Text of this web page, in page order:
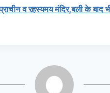
व रहस्यमय मंदिर,बली के बाद